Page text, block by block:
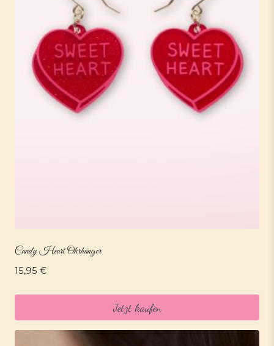
Candy Heart Ohrhänger
15,95 €
Jetzt kaufen